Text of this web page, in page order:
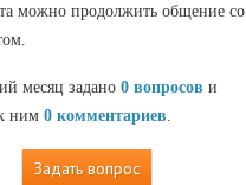
можно продолжить общение со
месяц задано 0 вопросов и
ним 0 комментариев
Задать вопрос